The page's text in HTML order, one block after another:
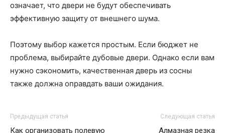
означает, что двери не будут обеспечивать
эффективную защиту от внешнего шума.
Поэтому выбор кажется простым. Если бюджет не
проблема, выбирайте дубовые двери. Однако если вам
нужно сэкономить, качественная дверь из сосны
также должна оправдать ваши ожидания.
Предыдущая статья
Как организовать полевую
Следующая статья
Алмазная резка